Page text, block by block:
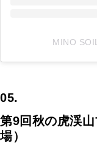
MINO
05.
第9回秋の虎渓
場）